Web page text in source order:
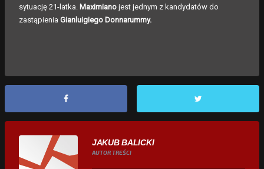
sytuację 21-latka. Maximiano jest jednym z kandydatów do
zastąpienia Gianluigiego Donnarummy.
JAKUB BALICKI
AUTOR TREŚCI